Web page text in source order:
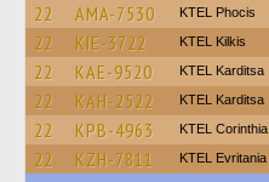
22 AMA-7530 ΚΤΕL Phocis
22 KIE-3722 KTEL Kilkis
22 KAE-9520 ΚΤΕL Karditsa
22 KAH-2522 ΚΤΕL Karditsa
22 KPB-4963 KTEL Corinthia
22 KZH-7811 ΚΤΕL Evritania